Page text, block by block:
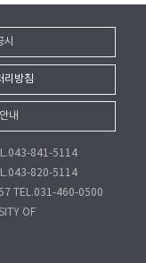
리방침
내
841-5114
820-5114
TEL.031-460-0500
OF